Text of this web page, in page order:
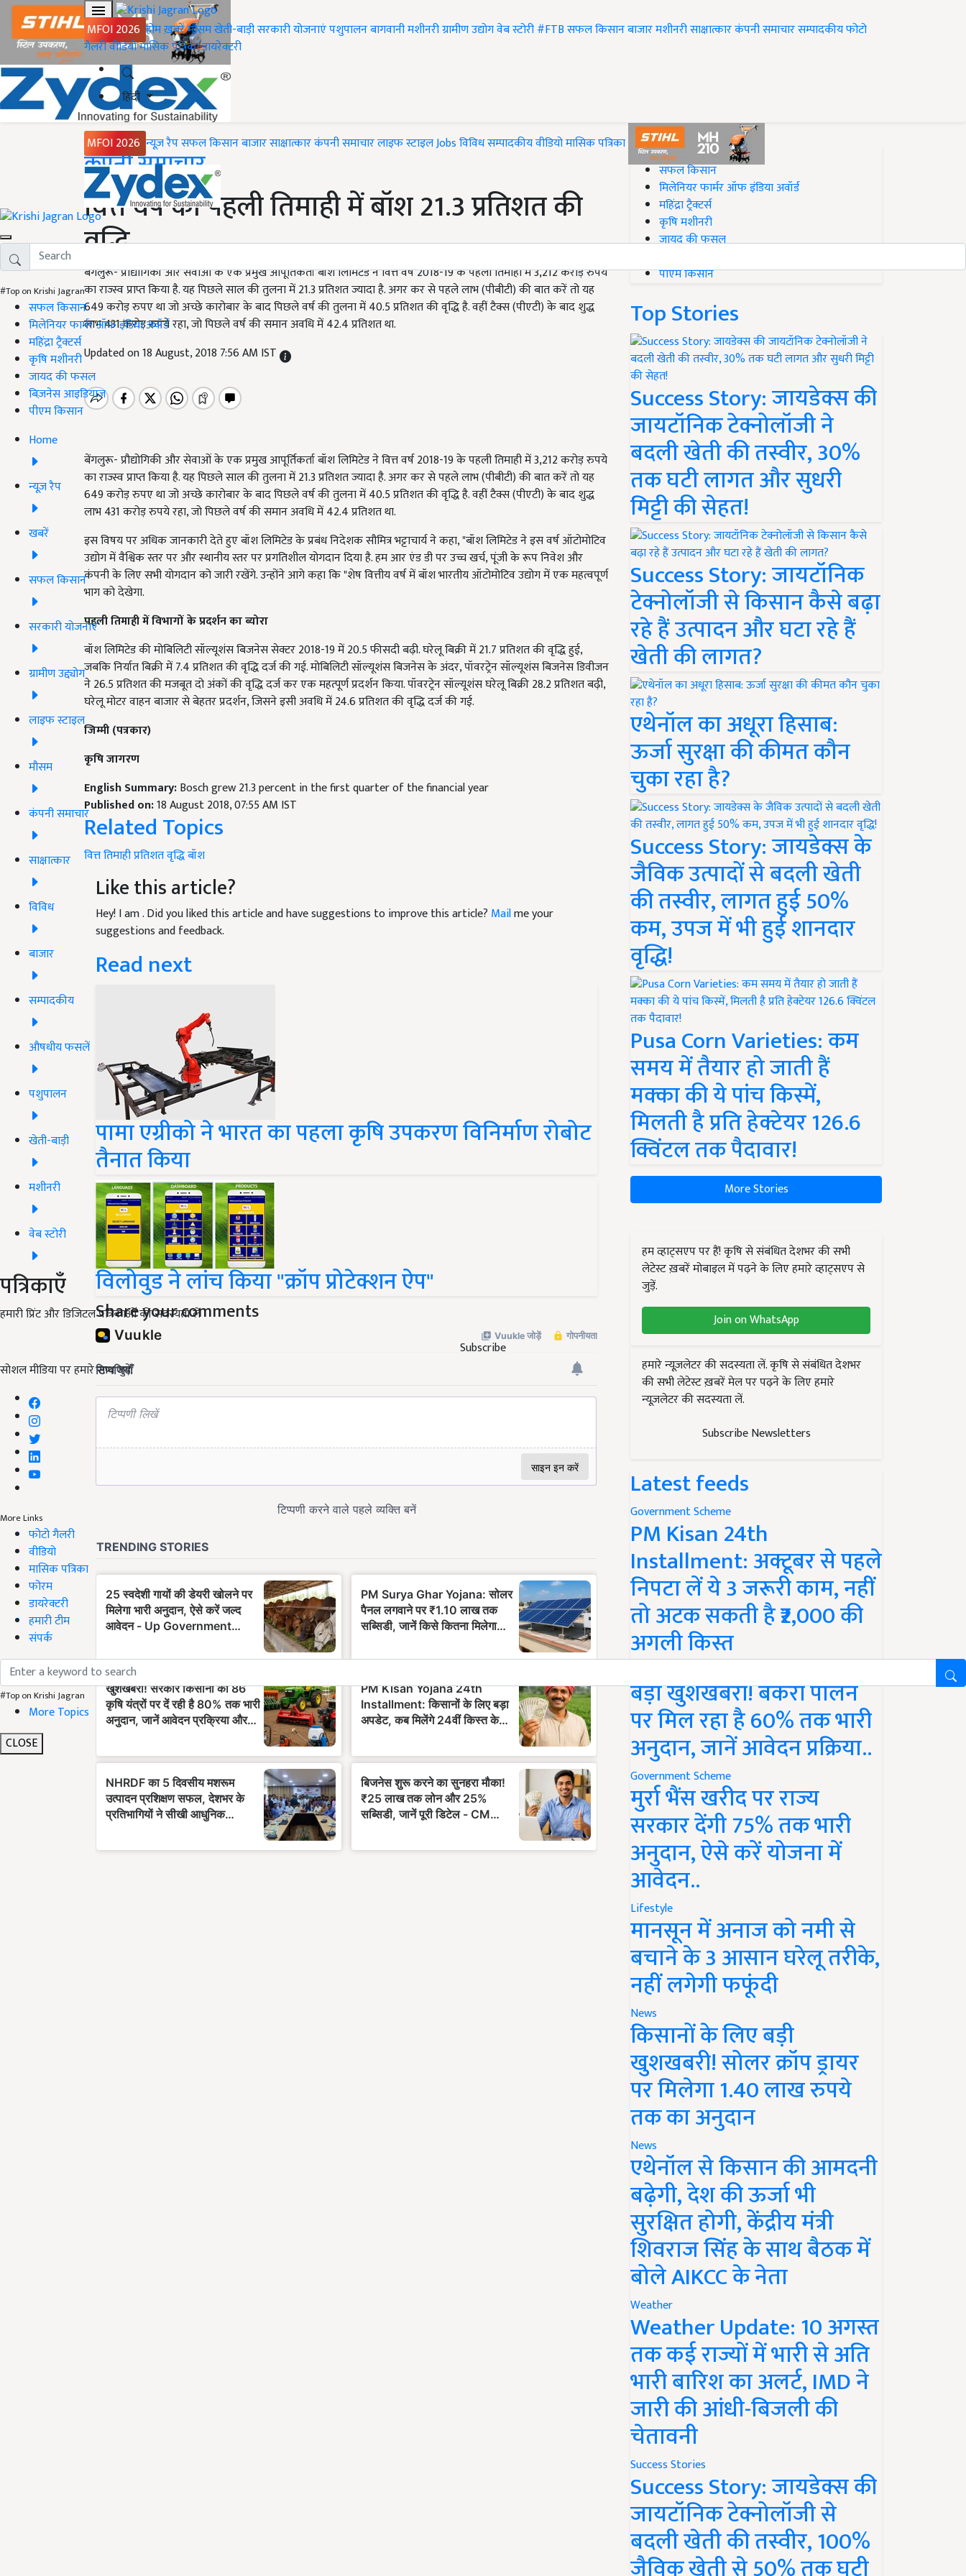
MFOI 2026 होमख़बरेंमौसमखेती-बाड़ीसरकारी योजनाएंपशुपालनबागवानीमशीनरीग्रामीण उद्योगवेब स्टोरी#FTBसफल किसानबाजारमशीनरीसाक्षात्कारकंपनी समाचारसम्पादकीयफोटो
गैलरीवीडियोमासिक पत्रिकाडायरेक्टरी
हिंदी
MFOI 2026 न्यूज़ रैपसफल किसानबाजारसाक्षात्कारकंपनी समाचारलाइफ स्टाइलJobsविविधसम्पादकीयवीडियोमासिक पत्रिका
#Top on Krishi Jagran
सफल किसान
मिलेनियर फार्मर ऑफ इंडिया अवॉर्ड
महिंद्रा ट्रैक्टर्स
कृषि मशीनरी
जायद की फसल
बिज़नेस आइडियाज
पीएम किसान
Home
न्यूज़ रैप
खबरें
सफल किसान
सरकारी योजनाएं
ग्रामीण उद्द्योग
लाइफ स्टाइल
मौसम
कंपनी समाचार
साक्षात्कार
विविध
बाजार
सम्पादकीय
औषधीय फसलें
पशुपालन
खेती-बाड़ी
मशीनरी
वेब स्टोरी
पत्रिकाएँ
हमारी प्रिंट और डिजिटल पत्रिकाओं की सदस्यता लें
Subscribe
सोशल मीडिया पर हमारे साथ जुड़ें:
More Links
फोटो गैलरी
वीडियो
मासिक पत्रिका
फोरम
डायरेक्टरी
हमारी टीम
संपर्क
#Top on Krishi Jagran
More Topics
CLOSE
Home
कंपनी समाचार
वित्त वर्ष की पहली तिमाही में बॉश 21.3 प्रतिशत की
वृद्धि
बेंगलुरू- प्रौद्योगिकी और सेवाओं के एक प्रमुख आपूर्तिकर्ता बॉश लिमिटेड ने वित्त वर्ष 2018-19 के पहली तिमाही में 3,212 करोड़ रुपये
का राज्स्व प्राप्त किया है. यह पिछले साल की तुलना में 21.3 प्रतिशत ज्यादा है. अगर कर से पहले लाभ (पीबीटी) की बात करें तो यह
649 करोड़ रुपए था जो अच्छे कारोबार के बाद पिछले वर्ष की तुलना में 40.5 प्रतिशत की वृद्धि है. वहीं टैक्स (पीएटी) के बाद शुद्ध
लाभ 431 करोड़ रुपये रहा, जो पिछले वर्ष की समान अवधि में 42.4 प्रतिशत था.
Updated on 18 August, 2018 7:56 AM IST
बेंगलुरू- प्रौद्योगिकी और सेवाओं के एक प्रमुख आपूर्तिकर्ता बॉश लिमिटेड ने वित्त वर्ष 2018-19 के पहली तिमाही में 3,212 करोड़ रुपये
का राज्स्व प्राप्त किया है. यह पिछले साल की तुलना में 21.3 प्रतिशत ज्यादा है. अगर कर से पहले लाभ (पीबीटी) की बात करें तो यह
649 करोड़ रुपए था जो अच्छे कारोबार के बाद पिछले वर्ष की तुलना में 40.5 प्रतिशत की वृद्धि है. वहीं टैक्स (पीएटी) के बाद शुद्ध
लाभ 431 करोड़ रुपये रहा, जो पिछले वर्ष की समान अवधि में 42.4 प्रतिशत था.
इस विषय पर अधिक जानकारी देते हुए बॉश लिमिटेड के प्रबंध निदेशक सौमित्र भट्टाचार्य ने कहा, "बॉश लिमिटेड ने इस वर्ष ऑटोमोटिव
उद्योग में वैश्विक स्तर पर और स्थानीय स्तर पर प्रगतिशील योगदान दिया है. हम आर एंड डी पर उच्च खर्च, पूंजी के रूप निवेश और
कंपनी के लिए सभी योगदान को जारी रखेंगे. उन्होंने आगे कहा कि "शेष वित्तीय वर्ष में बॉश भारतीय ऑटोमोटिव उद्योग में एक महत्वपूर्ण
भाग को देखेगा.
पहली तिमाही में विभागों के प्रदर्शन का ब्योरा
बॉश लिमिटेड की मोबिलिटी सॉल्यूशंस बिजनेस सेक्टर 2018-19 में 20.5 फीसदी बढ़ी. घरेलू बिक्री में 21.7 प्रतिशत की वृद्धि हुई,
जबकि निर्यात बिक्री में 7.4 प्रतिशत की वृद्धि दर्ज की गई. मोबिलिटी सॉल्यूशंस बिजनेस के अंदर, पॉवरट्रेन सॉल्यूशंस बिजनेस डिवीजन
ने 26.5 प्रतिशत की मजबूत दो अंकों की वृद्धि दर्ज कर एक महत्पूर्ण प्रदर्शन किया. पॉवरट्रेन सॉल्यूशंस घरेलू बिक्री 28.2 प्रतिशत बढ़ी,
घरेलू मोटर वाहन बाजार से बेहतर प्रदर्शन, जिसने इसी अवधि में 24.6 प्रतिशत की वृद्धि दर्ज की गई.
जिम्मी (पत्रकार)
कृषि जागरण
English Summary:Bosch grew 21.3 percent in the first quarter of the financial year
Published on:18 August 2018, 07:55 AM IST
Related Topics
वित्ततिमाहीप्रतिशतवृद्धिबॉश
Like this article?
Hey! I am. Did you liked this article and have suggestions to improve this article? Mailme your
suggestions and feedback.
Read next
पामा एग्रीको ने भारत का पहला कृषि उपकरण विनिर्माण रोबोट
तैनात किया
विलोवुड ने लांच किया "क्रॉप प्रोटेक्शन ऐप"
Share your comments
#Top on Krishi Jagran
सफल किसान
मिलेनियर फार्मर ऑफ इंडिया अवॉर्ड
महिंद्रा ट्रैक्टर्स
कृषि मशीनरी
जायद की फसल
पीएम किसान
Top Stories
Success Story: जायडेक्स की
जायटॉनिक टेक्नोलॉजी ने
बदली खेती की तस्वीर, 30%
तक घटी लागत और सुधरी
मिट्टी की सेहत!
Success Story: जायटॉनिक
टेक्नोलॉजी से किसान कैसे बढ़ा
रहे हैं उत्पादन और घटा रहे हैं
खेती की लागत?
एथेनॉल का अधूरा हिसाब:
ऊर्जा सुरक्षा की कीमत कौन
चुका रहा है?
Success Story: जायडेक्स के
जैविक उत्पादों से बदली खेती
की तस्वीर, लागत हुई 50%
कम, उपज में भी हुई शानदार
वृद्धि!
Pusa Corn Varieties: कम
समय में तैयार हो जाती हैं
मक्का की ये पांच किस्में,
मिलती है प्रति हेक्टेयर 126.6
क्विंटल तक पैदावार!
More Stories
हम व्हाट्सएप पर हैं! कृषि से संबंधित देशभर की सभी
लेटेस्ट ख़बरें मोबाइल में पढ़ने के लिए हमारे व्हाट्सएप से
जुड़ें.
Join on WhatsApp
हमारे न्यूज़लेटर की सदस्यता लें. कृषि से संबंधित देशभर
की सभी लेटेस्ट ख़बरें मेल पर पढ़ने के लिए हमारे
न्यूज़लेटर की सदस्यता लें.
Subscribe Newsletters
Latest feeds
Government Scheme
PM Kisan 24th
Installment: अक्टूबर से पहले
निपटा लें ये 3 जरूरी काम, नहीं
तो अटक सकती है ₹2,000 की
अगली किस्त
बड़ी खुशखबरी! बकरी पालन
पर मिल रहा है 60% तक भारी
अनुदान, जानें आवेदन प्रक्रिया..
Government Scheme
मुर्रा भैंस खरीद पर राज्य
सरकार देंगी 75% तक भारी
अनुदान, ऐसे करें योजना में
आवेदन..
Lifestyle
मानसून में अनाज को नमी से
बचाने के 3 आसान घरेलू तरीके,
नहीं लगेगी फफूंदी
News
किसानों के लिए बड़ी
खुशखबरी! सोलर क्रॉप ड्रायर
पर मिलेगा 1.40 लाख रुपये
तक का अनुदान
News
एथेनॉल से किसान की आमदनी
बढ़ेगी, देश की ऊर्जा भी
सुरक्षित होगी, केंद्रीय मंत्री
शिवराज सिंह के साथ बैठक में
बोले AIKCC के नेता
Weather
Weather Update: 10 अगस्त
तक कई राज्यों में भारी से अति
भारी बारिश का अलर्ट, IMD ने
जारी की आंधी-बिजली की
चेतावनी
Success Stories
Success Story: जायडेक्स की
जायटॉनिक टेक्नोलॉजी से
बदली खेती की तस्वीर, 100%